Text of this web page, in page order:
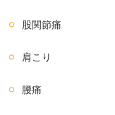
股関節痛
肩こり
腰痛